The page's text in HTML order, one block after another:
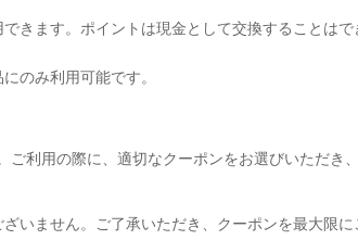
きます。ポイントは現金として交換することはで
のみ利用可能です。
利用の際に、適切なクーポンをお選びいただき
いません。ご了承いただき、クーポンを最大限に